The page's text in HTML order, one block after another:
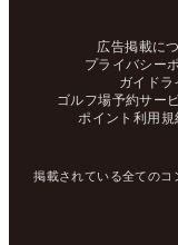
広告掲載に
プライバシー
ガイドラ
ゴルフ場予約サー
ポイント利用規
掲載されている全てのコ